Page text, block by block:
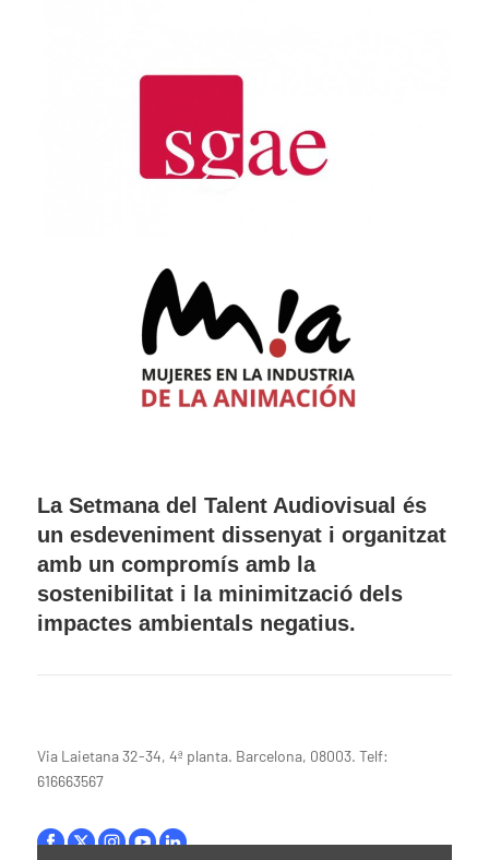
La Setmana del Talent Audiovisual és
un esdeveniment dissenyat i organitzat
amb un compromís amb la
sostenibilitat i la minimització dels
impactes ambientals negatius.
Via Laietana 32-34, 4ª planta. Barcelona, 08003. Telf:
616663567